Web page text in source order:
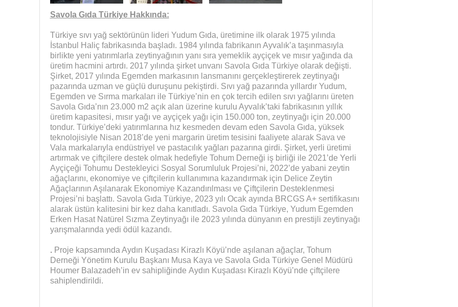
Savola Gıda Türkiye Hakkında:
Türkiye sıvı yağ sektörünün lideri Yudum Gıda, üretimine ilk olarak 1975 yılında
İstanbul Haliç fabrikasında başladı. 1984 yılında fabrikanın Ayvalık’a taşınmasıyla
birlikte yeni yatırımlarla zeytinyağının yanı sıra yemeklik ayçiçek ve mısır yağında da
üretim hacmini artırdı. 2017 yılında şirket unvanı Savola Gıda Türkiye olarak değişti.
Şirket, 2017 yılında Egemden markasının lansmanını gerçekleştirerek zeytinyağı
pazarında uzman ve güçlü duruşunu pekiştirdi. Sıvı yağ pazarında yıllardır Yudum,
Egemden ve Sırma markaları ile Türkiye’nin en çok tercih edilen sıvı yağlarını üreten
Savola Gıda’nın 23.000 m2 açık alan üzerine kurulu Ayvalık’taki fabrikasının yıllık
üretim kapasitesi, mısır yağı ve ayçiçek yağı için 150.000 ton, zeytinyağı için 20.000
tondur. Türkiye’deki yatırımlarına hız kesmeden devam eden Savola Gıda, yüksek
teknolojisiyle Nisan 2018’de yeni margarin üretim tesisini faaliyete alarak Sava ve
Vala markalarıyla endüstriyel ve pastacılık yağları pazarına girdi. Şirket, yerli üretimi
artırmak ve çiftçilere destek olmak hedefiyle Tohum Derneği iş birliği ile 2021’de Yerli
Ayçiçeği Tohumu Destekleyici Sosyal Sorumluluk Projesi’ni, 2022’de yabani zeytin
ağaçlarını, ekonomiye ve çiftçilerin kullanımına kazandırmak için Delice Zeytin
Ağaçlarının Aşılanarak Ekonomiye Kazandırılması ve Çiftçilerin Desteklenmesi
Projesi’ni başlattı. Savola Gıda Türkiye, 2023 yılı Ocak ayında BRCGS A+ sertifikasını
alarak üstün kalitesini bir kez daha kanıtladı. Savola Gıda Türkiye, Yudum Egemden
Erken Hasat Natürel Sızma Zeytinyağı ile 2023 yılında dünyanın en prestijli zeytinyağı
yarışmalarında yedi ödül kazandı.
. Proje kapsamında Aydın Kuşadası Kirazlı Köyü’nde aşılanan ağaçlar, Tohum
Derneği Yönetim Kurulu Başkanı Musa Kaya ve Savola Gıda Türkiye Genel Müdürü
Houmer Balazadeh’in ev sahipliğinde Aydın Kuşadası Kirazlı Köyü’nde çiftçilere
sahiplendirildi.